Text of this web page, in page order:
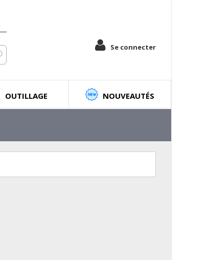
Se connecter
OUTILLAGE NOUVEAUTÉS